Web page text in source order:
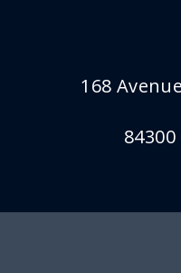
168
84300